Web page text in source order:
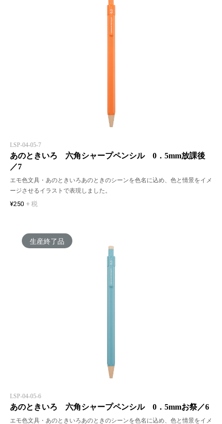
LSP-04-05-7
あのときいろ 六角シャープペンシル 0．5mm放課後
／7
エモ色文具・あのときいろあのときのシーンを色名に込め、色と情景をイメ
ージさせるイラストで表現しました。
¥250 + 税
生産終了品
LSP-04-05-6
あのときいろ 六角シャープペンシル 0．5mmお祭／6
エモ色文具・あのときいろあのときのシーンを色名に込め、色と情景をイメ